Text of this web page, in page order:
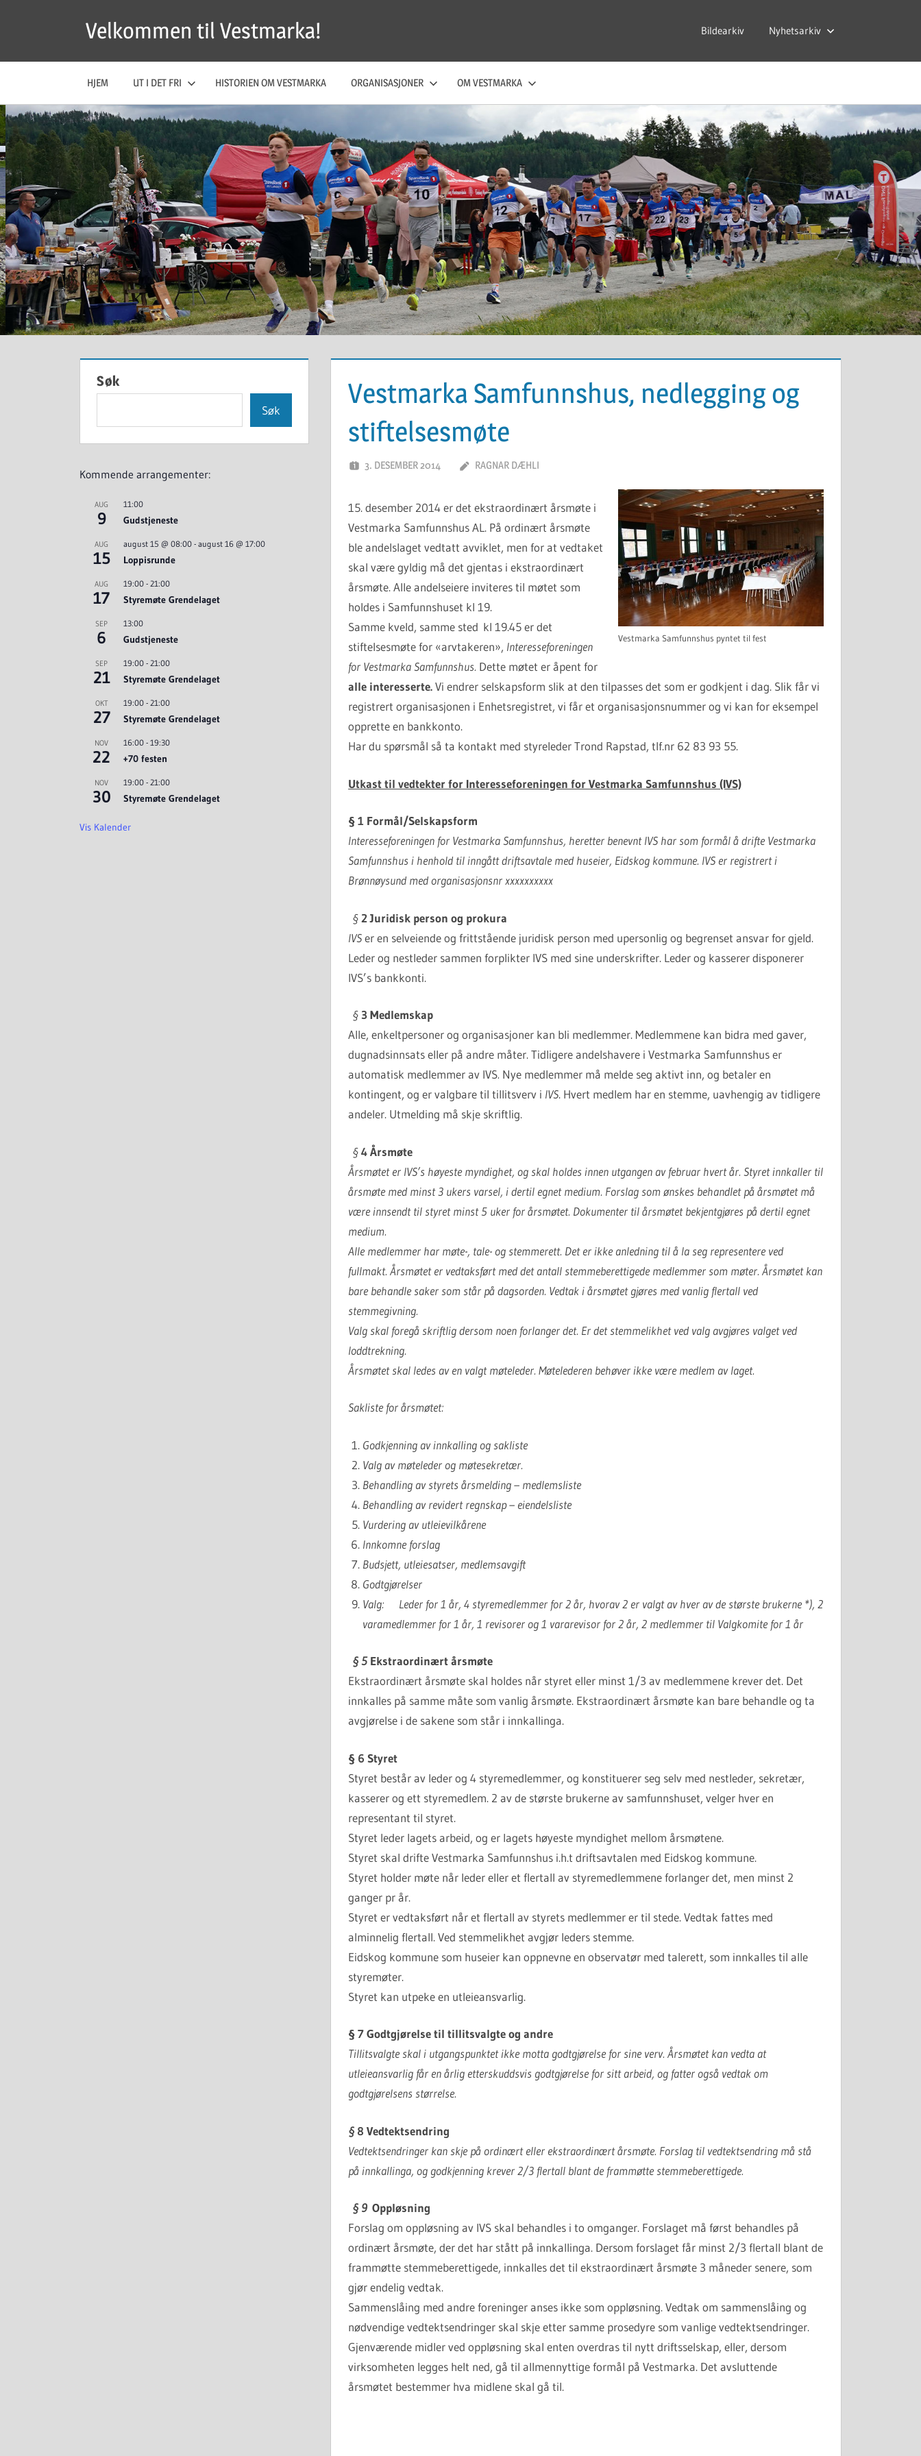
Velkommen til Vestmarka! Bildearkiv Nyhetsarkiv
HJEM UT I DET FRI HISTORIEN OM VESTMARKA ORGANISASJONER OM VESTMARKA
Vestmarka Samfunnshus, nedlegging og
stiftelsesmøte
3. DESEMBER 2014 RAGNAR DÆHLI
Vestmarka Samfunnshus pyntet til fest
15. desember 2014 er det ekstraordinært årsmøte i
Vestmarka Samfunnshus AL. På ordinært årsmøte
ble andelslaget vedtatt avviklet, men for at vedtaket
skal være gyldig må det gjentas i ekstraordinært
årsmøte. Alle andelseiere inviteres til møtet som
holdes i Samfunnshuset kl 19.
Samme kveld, samme sted kl 19.45 er det
stiftelsesmøte for «arvtakeren», Interesseforeningen
for Vestmarka Samfunnshus. Dette møtet er åpent for
alle interesserte.Vi endrer selskapsform slik at den tilpasses det som er godkjent i dag. Slik får vi
registrert organisasjonen i Enhetsregistret, vi får et organisasjonsnummer og vi kan for eksempel
opprette en bankkonto.
Har du spørsmål så ta kontakt med styreleder Trond Rapstad, tlf.nr 62 83 93 55.
Utkast til vedtekter for Interesseforeningen for Vestmarka Samfunnshus (IVS)
§ 1 Formål/Selskapsform
Interesseforeningen for Vestmarka Samfunnshus, heretter benevnt IVS har som formål å drifte Vestmarka
Samfunnshus i henhold til inngått driftsavtale med huseier, Eidskog kommune. IVS er registrert i
Brønnøysund med organisasjonsnr xxxxxxxxxx
§2 Juridisk person og prokura
IVSer en selveiende og frittstående juridisk person med upersonlig og begrenset ansvar for gjeld.
Leder og nestleder sammen forplikter IVS med sine underskrifter. Leder og kasserer disponerer
IVS’s bankkonti.
§ 3 Medlemskap
Alle, enkeltpersoner og organisasjoner kan bli medlemmer. Medlemmene kan bidra med gaver,
dugnadsinnsats eller på andre måter. Tidligere andelshavere i Vestmarka Samfunnshus er
automatisk medlemmer av IVS. Nye medlemmer må melde seg aktivt inn, og betaler en
kontingent, og er valgbare til tillitsverv i IVS. Hvert medlem har en stemme, uavhengig av tidligere
andeler. Utmelding må skje skriftlig.
§4 Årsmøte
Årsmøtet er IVS’s høyeste myndighet, og skal holdes innen utgangen av februar hvert år. Styret innkaller til
årsmøte med minst 3 ukers varsel, i dertil egnet medium. Forslag som ønskes behandlet på årsmøtet må
være innsendt til styret minst 5 uker for årsmøtet. Dokumenter til årsmøtet bekjentgjøres på dertil egnet
medium.
Alle medlemmer har møte-, tale- og stemmerett. Det er ikke anledning til å la seg representere ved
fullmakt. Årsmøtet er vedtaksført med det antall stemmeberettigede medlemmer som møter. Årsmøtet kan
bare behandle saker som står på dagsorden. Vedtak i årsmøtet gjøres med vanlig flertall ved
stemmegivning.
Valg skal foregå skriftlig dersom noen forlanger det. Er det stemmelikhet ved valg avgjøres valget ved
loddtrekning.
Årsmøtet skal ledes av en valgt møteleder. Møtelederen behøver ikke være medlem av laget.
Sakliste for årsmøtet:
Godkjenning av innkalling og sakliste
Valg av møteleder og møtesekretær.
Behandling av styrets årsmelding – medlemsliste
Behandling av revidert regnskap – eiendelsliste
Vurdering av utleievilkårene
Innkomne forslag
Budsjett, utleiesatser, medlemsavgift
Godtgjørelser
Valg: Leder for 1 år, 4 styremedlemmer for 2 år, hvorav 2 er valgt av hver av de største brukerne *), 2
varamedlemmer for 1 år, 1 revisorer og 1 vararevisor for 2 år, 2 medlemmer til Valgkomitefor 1 år
§ 5Ekstraordinært årsmøte
Ekstraordinært årsmøte skal holdes når styret eller minst 1/3 av medlemmene krever det. Det
innkalles på samme måte som vanlig årsmøte. Ekstraordinært årsmøte kan bare behandle og ta
avgjørelse i de sakene som står i innkallinga.
§ 6 Styret
Styret består av leder og 4 styremedlemmer, og konstituerer seg selv med nestleder, sekretær,
kasserer og ett styremedlem. 2 av de største brukerne av samfunnshuset, velger hver en
representant til styret.
Styret leder lagets arbeid, og er lagets høyeste myndighet mellom årsmøtene.
Styret skal drifte Vestmarka Samfunnshus i.h.t driftsavtalen med Eidskog kommune.
Styret holder møte når leder eller et flertall av styremedlemmene forlanger det, men minst 2
ganger pr år.
Styret er vedtaksført når et flertall av styrets medlemmer er til stede. Vedtak fattes med
alminnelig flertall. Ved stemmelikhet avgjør leders stemme.
Eidskog kommune som huseier kan oppnevne en observatør med talerett, som innkalles til alle
styremøter.
Styret kan utpeke en utleieansvarlig.
§ 7 Godtgjørelse til tillitsvalgte og andre
Tillitsvalgte skal i utgangspunktet ikke motta godtgjørelse for sine verv. Årsmøtet kan vedta at
utleieansvarlig får en årlig etterskuddsvis godtgjørelse for sitt arbeid, og fatter også vedtak om
godtgjørelsens størrelse.
§ 8 Vedtektsendring
Vedtektsendringer kan skje på ordinært eller ekstraordinært årsmøte. Forslag til vedtektsendring må stå
på innkallinga, og godkjenning krever 2/3 flertall blant de frammøtte stemmeberettigede.
§ 9 Oppløsning
Forslag om oppløsning av IVS skal behandles i to omganger. Forslaget må først behandles på
ordinært årsmøte, der det har stått på innkallinga. Dersom forslaget får minst 2/3 flertall blant de
frammøtte stemmeberettigede, innkalles det til ekstraordinært årsmøte 3 måneder senere, som
gjør endelig vedtak.
Sammenslåing med andre foreninger anses ikke som oppløsning. Vedtak om sammenslåing og
nødvendige vedtektsendringer skal skje etter samme prosedyre som vanlige vedtektsendringer.
Gjenværende midler ved oppløsning skal enten overdras til nytt driftsselskap, eller, dersom
virksomheten legges helt ned, gå til allmennyttige formål på Vestmarka. Det avsluttende
årsmøtet bestemmer hva midlene skal gå til.
Søk
Søk
Kommende arrangementer:
AUG
9
11:00
Gudstjeneste
AUG
15
august 15 @ 08:00 - august 16 @ 17:00
Loppisrunde
AUG
17
19:00 - 21:00
Styremøte Grendelaget
SEP
6
13:00
Gudstjeneste
SEP
21
19:00 - 21:00
Styremøte Grendelaget
OKT
27
19:00 - 21:00
Styremøte Grendelaget
NOV
22
16:00 - 19:30
+70 festen
NOV
30
19:00 - 21:00
Styremøte Grendelaget
Vis Kalender